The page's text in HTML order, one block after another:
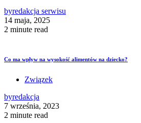
byredakcja serwisu
14 maja, 2025
2 minute read
Co ma wpływ na wysokość alimentów na dziecko?
Związek
byredakcja
7 września, 2023
2 minute read